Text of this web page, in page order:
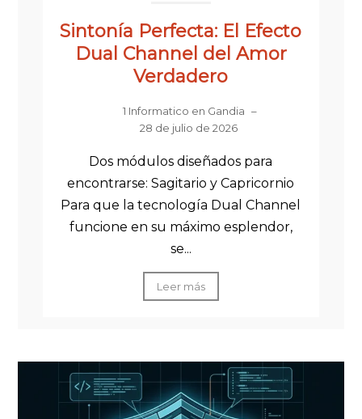
Sintonía Perfecta: El Efecto
Dual Channel del Amor
Verdadero
1 Informatico en Gandia –
28 de julio de 2026
Dos módulos diseñados para
encontrarse: Sagitario y Capricornio
Para que la tecnología Dual Channel
funcione en su máximo esplendor,
se...
Leer más